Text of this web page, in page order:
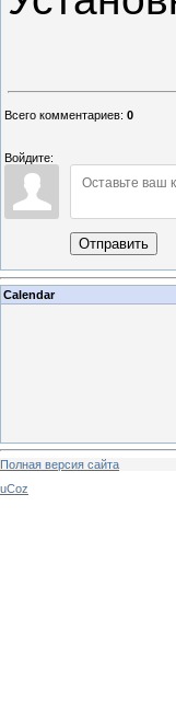
Всего комментариев: 0
Войдите:
Отправить
Calendar
Полная версия сайта
uCoz